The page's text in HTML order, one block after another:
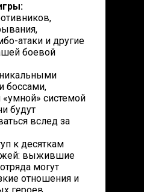
атаки и другие
боевой
боссами,
системой
будут
вслед за
к десяткам
выжившие
могут
отношения и